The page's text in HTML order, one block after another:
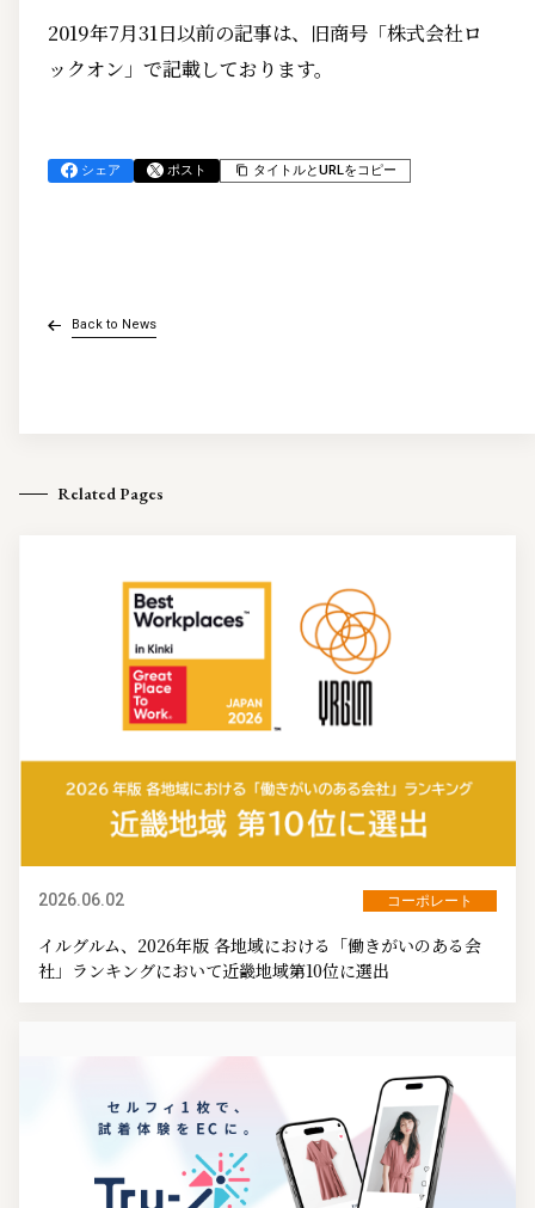
2019年7月31日以前の記事は、旧商号「株式会社ロ
ックオン」で記載しております。
シェア ポスト タイトルとURLをコピー
Back to News
Related Pages
2026.06.02 コーポレート
イルグルム、2026年版 各地域における「働きがいのある会
社」ランキングにおいて近畿地域第10位に選出